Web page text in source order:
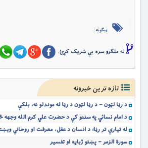
ټیګونه:
له ملگرو سره یي شریک کړئ.
تازه ترین خبرونه
د رڼا لټون – د رڼا لټون د رڼا له موندلو نه، بلکې
د امام نسائي په سننو کې د حضرت علي کرم الله وجهه
له تیارې تر رڼا؛ د انسان د عقل، معرفت او روحاني
سورة الزمر – پښتو ژباړه او تفسیر